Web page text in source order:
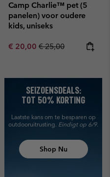
Camp Charlie™ pet (5
panelen) voor oudere
kids, uniseks
Sale price:
€ 20,00 Regular price:
€ 25,00
SEIZOENSDEALS:
TOT 50% KORTING
Laatste kans om te besparen op
outdooruitrusting. Eindigt op 6/9.
Shop Nu